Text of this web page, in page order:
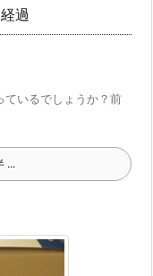
過
ているでしょうか？前
...